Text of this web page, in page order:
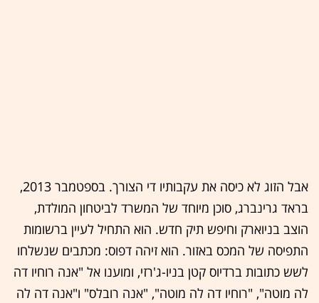
אבל הזוג לא כיסה את עקבותיו די הצורך. בספטמבר 2013,
בראד גרינברג, סוכן מיוחד של המשרד לביטחון המולדת,
הוצב בניוארק וחיפש תיק חדש. הוא התחיל לעיין ברשומות
התפיסה של המכס באזור. הוא זיהה דפוס: מכתבים שנשלחו
לשש כתובות ברדיוס קטן בניו-ג'רזי, ומוענו אל "אנה רוחיו דה
לה מוטה", "רוחיו דה לה מוטה", "אנה רובלס" ו"אנה דה לה